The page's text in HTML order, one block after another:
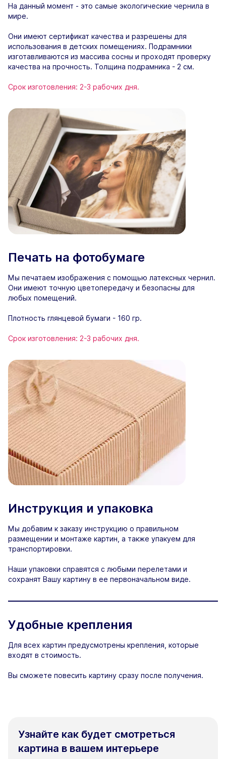
На данный момент - это самые экологические чернила в
мире.
Они имеют сертификат качества и разрешены для
использования в детских помещениях. Подрамники
изготавливаются из массива сосны и проходят проверку
качества на прочность. Толщина подрамника - 2 см.
Срок изготовления: 2-3 рабочих дня.
Печать на фотобумаге
Мы печатаем изображения с помощью латексных чернил.
Они имеют точную цветопередачу и безопасны для
любых помещений.
Плотность глянцевой бумаги - 160 гр.
Срок изготовления: 2-3 рабочих дня.
Инструкция и упаковка
Мы добавим к заказу инструкцию о правильном
размещении и монтаже картин, а также упакуем для
транспортировки.
Наши упаковки справятся с любыми перелетами и
сохранят Вашу картину в ее первоначальном виде.
Удобные крепления
Для всех картин предусмотрены крепления, которые
входят в стоимость.
Вы сможете повесить картину сразу после получения.
Узнайте как будет смотреться
картина в вашем интерьере